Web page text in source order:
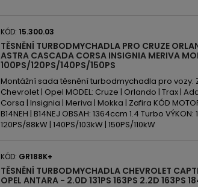
KÓD: 15.300.03
TĚSNĚNÍ TURBODMYCHADLA PRO CRUZE
ASTRA CASCADA CORSA INSIGNIA MERIVA
100PS/120PS/140PS/150PS
Montážní sada těsnění turbodmychadla pro vozy:
Chevrolet | Opel MODEL: Cruze | Orlando | Trax |
Corsa | Insignia | Meriva | Mokka | Zafira KÓD
B14NEH | B14NEJ OBSAH: 1364ccm 1.4 Turbo VÝKON:
120PS/88kW | 140PS/103kW | 150PS/110kW
KÓD: GR188K+
TĚSNĚNÍ TURBODMYCHADLA CHEVROLET
OPEL ANTARA - 2.0D 131PS 163PS 2.2D 163PS